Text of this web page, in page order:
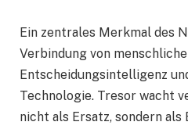
Ein zentrales Merkmal des
Verbindung von
Entscheidungsintelligenz
Technologie. Tresor wacht
nicht als Ersatz, sondern